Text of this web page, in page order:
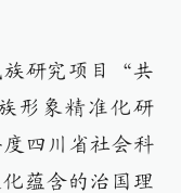
族研究项目“共
形象精准化研
四川省社会科
蕴含的治国理